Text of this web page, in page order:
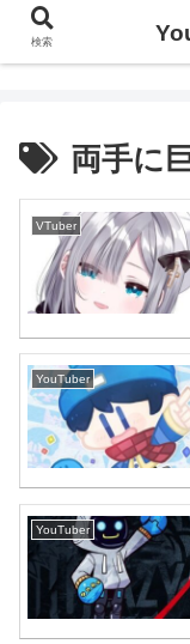
YouTuberや
両手に
VTuber
YouTuber
YouTuber
検索